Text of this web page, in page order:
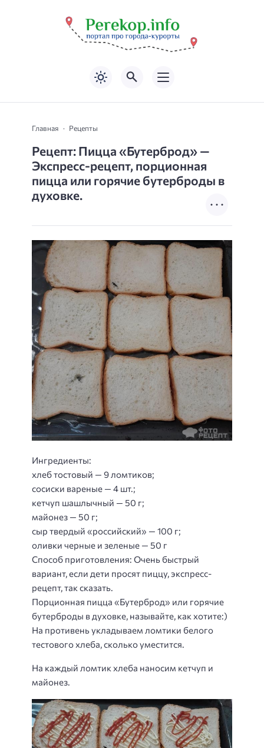
Главная Рецепты
Рецепт: Пицца «Бутерброд» —
Экспресс-рецепт, порционная
пицца или горячие бутерброды в
духовке.
Ингредиенты:
хлеб тостовый — 9 ломтиков;
сосиски вареные — 4 шт.;
кетчуп шашлычный — 50 г;
майонез — 50 г;
сыр твердый «российский» — 100 г;
оливки черные и зеленые — 50 г
Способ приготовления: Очень быстрый
вариант, если дети просят пиццу, экспресс-
рецепт, так сказать.
Порционная пицца «Бутерброд» или горячие
бутерброды в духовке, называйте, как хотите:)
На противень укладываем ломтики белого
тестового хлеба, сколько уместится.
На каждый ломтик хлеба наносим кетчуп и
майонез.